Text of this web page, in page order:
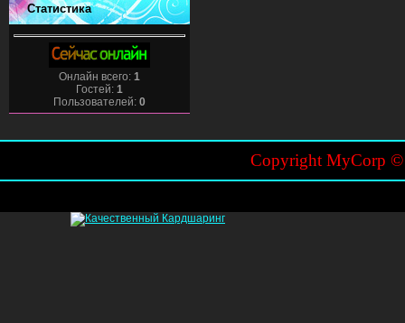
Статистика
Онлайн всего: 1
Гостей: 1
Пользователей: 0
Copyright MyCorp